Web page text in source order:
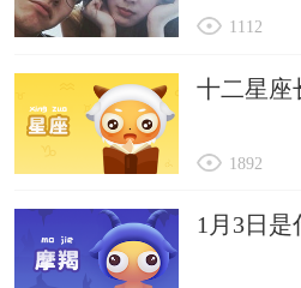
1112
十二星座
1892
1月3日是